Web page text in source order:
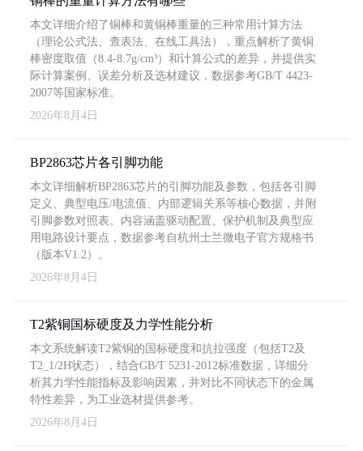
本文详细介绍了铜棒和黄铜棒重量的三种常用计算方法
（理论公式法、查表法、在线工具法），重点解析了黄铜
棒密度取值（8.4-8.7g/cm³）和计算公式的差异，并提供实
际计算案例、误差分析及选材建议，数据参考GB/T 4423-
2007等国家标准。
2026年8月4日
BP2863芯片各引脚功能
本文详细解析BP2863芯片的引脚功能及参数，包括各引脚
定义、典型电压/电流值、内部逻辑关系等核心数据，并附
引脚参数对照表。内容涵盖驱动配置、保护机制及典型应
用电路设计要点，数据参考自杭州士兰微电子官方规格书
（版本V1.2）。
2026年8月4日
T2紫铜国标硬度及力学性能分析
本文系统解读T2紫铜的国标硬度和抗拉强度（包括T2及
T2_1/2H状态），结合GB/T 5231-2012标准数据，详细分
析其力学性能指标及影响因素，并对比不同状态下的金属
特性差异，为工业选材提供参考。
2026年8月4日